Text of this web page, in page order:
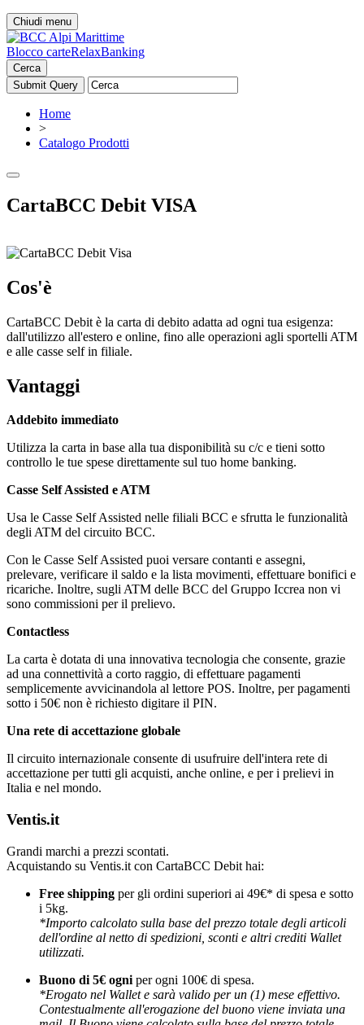
Chiudi menu
Blocco carteRelaxBanking
Cerca
Home
>
Catalogo Prodotti
CartaBCC Debit VISA
Cos'è
CartaBCC Debit è la carta di debito adatta ad ogni tua esigenza:
dall'utilizzo all'estero e online, fino alle operazioni agli sportelli ATM
e alle casse self in filiale.
Vantaggi
Addebito immediato
Utilizza la carta in base alla tua disponibilità su c/c e tieni sotto
controllo le tue spese direttamente sul tuo home banking.
Casse Self Assisted e ATM
Usa le Casse Self Assisted nelle filiali BCC e sfrutta le funzionalità
degli ATM del circuito BCC.
Con le Casse Self Assisted puoi versare contanti e assegni,
prelevare, verificare il saldo e la lista movimenti, effettuare bonifici e
ricariche. Inoltre, sugli ATM delle BCC del Gruppo Iccrea non vi
sono commissioni per il prelievo.
Contactless
La carta è dotata di una innovativa tecnologia che consente, grazie
ad una connettività a corto raggio, di effettuare pagamenti
semplicemente avvicinandola al lettore POS. Inoltre, per pagamenti
sotto i 50€ non è richiesto digitare il PIN.
Una rete di accettazione globale
Il circuito internazionale consente di usufruire dell'intera rete di
accettazione per tutti gli acquisti, anche online, e per i prelievi in
Italia e nel mondo.
Ventis.it
Grandi marchi a prezzi scontati.
Acquistando su Ventis.it con CartaBCC Debit hai:
Free shipping per gli ordini superiori ai 49€* di spesa e sotto
i 5kg.
*Importo calcolato sulla base del prezzo totale degli articoli
dell'ordine al netto di spedizioni, sconti e altri crediti Wallet
utilizzati.
Buono di 5€ ogni per ogni 100€ di spesa.
*Erogato nel Wallet e sarà valido per un (1) mese effettivo.
Contestualmente all'erogazione del buono viene inviata una